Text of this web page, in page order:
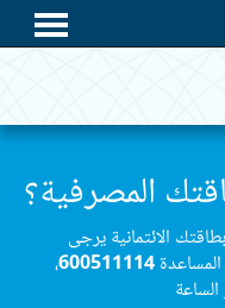
المصرفية؟
الائتمانية يرجى
600511114،